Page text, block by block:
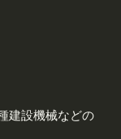
建設機械などの